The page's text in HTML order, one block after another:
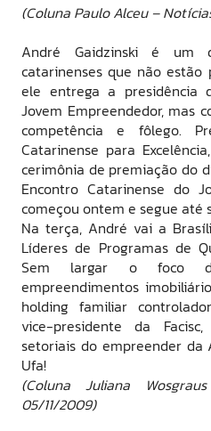
(Coluna Paulo Alceu –
André Gaidzinski é um
catarinenses que não estão
ele entrega a presidência
Jovem Empreendedor, mas
competência e fôlego.
Catarinense para
cerimônia de premiação do
Encontro Catarinense do
começou ontem e segue até
Na terça, André vai a
Líderes de Programas de
Sem largar o foco
empreendimentos
holding familiar
vice-presidente da
setoriais do empreender da
Ufa!
(Coluna Juliana
05/11/2009)